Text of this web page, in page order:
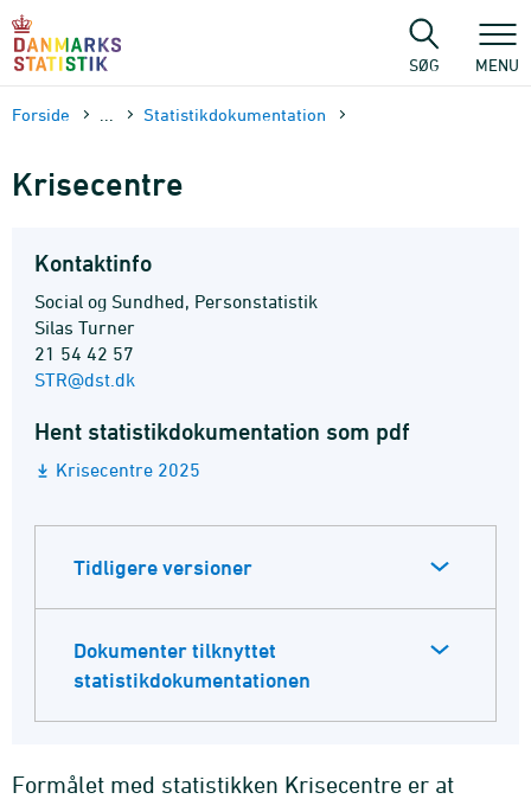
sidens
SØG MENU
Forside Statistik­dokument­ation
Krisecentre
Kontaktinfo
Social og Sundhed, Personstatistik
Silas Turner
21 54 42 57
STR@dst.dk
Hent statistikdokumentation som pdf
Krisecentre 2025
Tidligere versioner
Dokumenter tilknyttet
statistikdokumentationen
Formålet med statistikken Krisecentre er at